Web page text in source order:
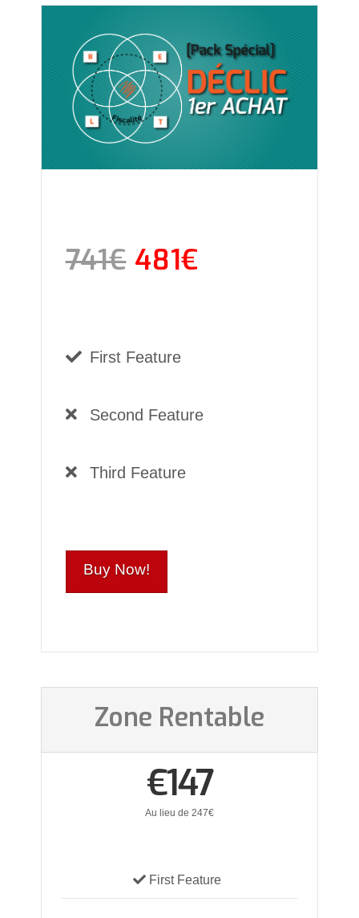
741€ 481€
First Feature
Second Feature
Third Feature
Buy Now!
Zone Rentable
€147
Au lieu de 247€
First Feature